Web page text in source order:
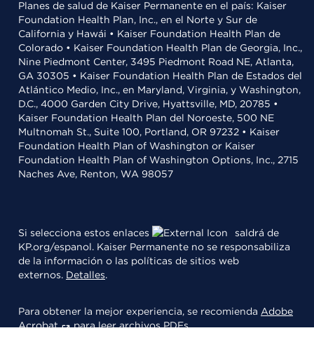
Planes de salud de Kaiser Permanente en el país: Kaiser
Foundation Health Plan, Inc., en el Norte y Sur de
California y Hawái • Kaiser Foundation Health Plan de
Colorado • Kaiser Foundation Health Plan de Georgia, Inc.,
Nine Piedmont Center, 3495 Piedmont Road NE, Atlanta,
GA 30305 • Kaiser Foundation Health Plan de Estados del
Atlántico Medio, Inc., en Maryland, Virginia, y Washington,
D.C., 4000 Garden City Drive, Hyattsville, MD, 20785 •
Kaiser Foundation Health Plan del Noroeste, 500 NE
Multnomah St., Suite 100, Portland, OR 97232 • Kaiser
Foundation Health Plan of Washington or Kaiser
Foundation Health Plan of Washington Options, Inc., 2715
Naches Ave, Renton, WA 98057
Si selecciona estos enlaces
saldrá de
KP.org/espanol. Kaiser Permanente no se responsabiliza
de la información o las políticas de sitios web
externos. Detalles.
Para obtener la mejor experiencia, se recomienda Adobe
Acrobat
para leer archivos PDFs.